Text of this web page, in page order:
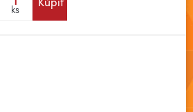
ks
Zobraziť viac